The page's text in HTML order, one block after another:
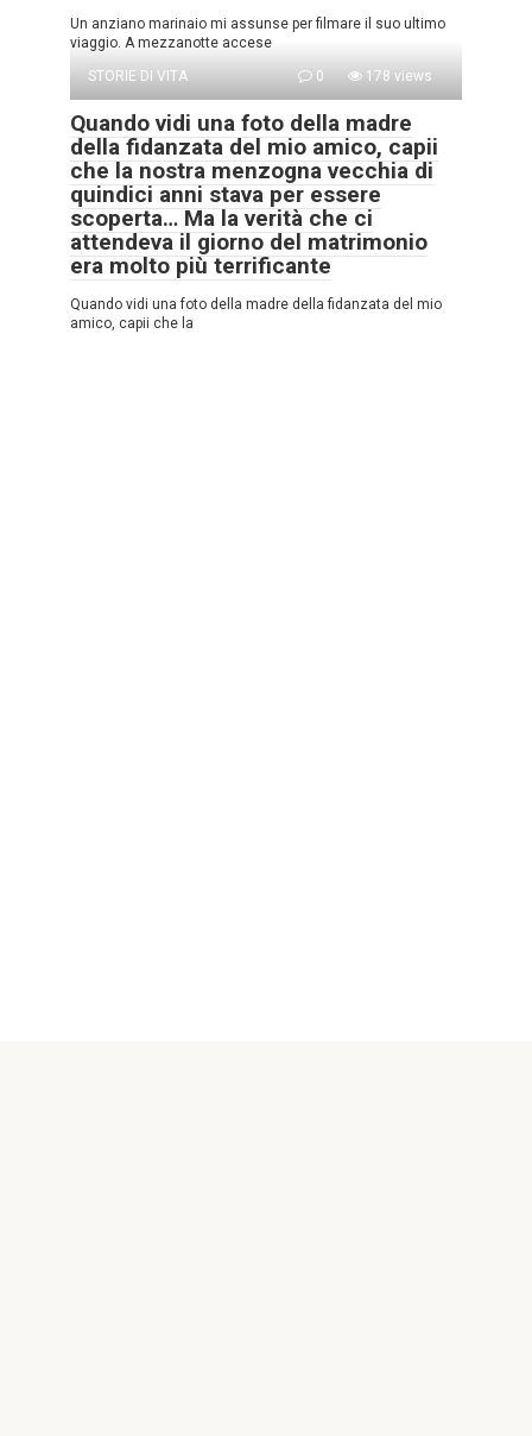
Un anziano marinaio mi assunse per filmare il suo ultimo
viaggio. A mezzanotte accese
STORIE DI VITA
0 178 views
Quando vidi una foto della madre
della fidanzata del mio amico, capii
che la nostra menzogna vecchia di
quindici anni stava per essere
scoperta… Ma la verità che ci
attendeva il giorno del matrimonio
era molto più terrificante
Quando vidi una foto della madre della fidanzata del mio
amico, capii che la